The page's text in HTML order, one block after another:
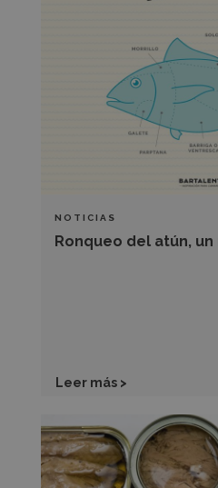
NOTICIAS
Ronqueo del atún,
minucioso
Leer más >
Los
alimentos
en